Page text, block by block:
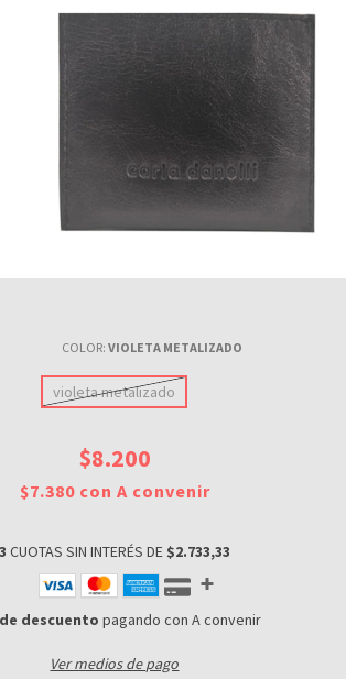
COLOR:VIOLETA METALIZADO
violeta metalizado
$8.200
$7.380 con A convenir
3 CUOTAS SIN INTERÉS DE $2.733,33
de descuento pagando con A convenir
Ver medios de pago